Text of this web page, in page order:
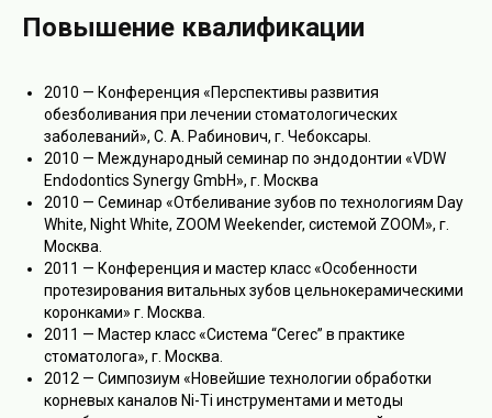
Повышение квалификации
2010 — Конференция «Перспективы развития
обезболивания при лечении стоматологических
заболеваний», С. А. Рабинович, г. Чебоксары.
2010 — Международный семинар по эндодонтии «VDW
Endodontics Synergy GmbH», г. Москва
2010 — Семинар «Отбеливание зубов по технологиям Day
White, Night White, ZOOM Weekender, системой ZOOM», г.
Москва.
2011 — Конференция и мастер класс «Особенности
протезирования витальных зубов цельнокерамическими
коронками» г. Москва.
2011 — Мастер класс «Система “Cerec” в практике
стоматолога», г. Москва.
2012 — Симпозиум «Новейшие технологии обработки
корневых каналов Ni-Ti инструментами и методы